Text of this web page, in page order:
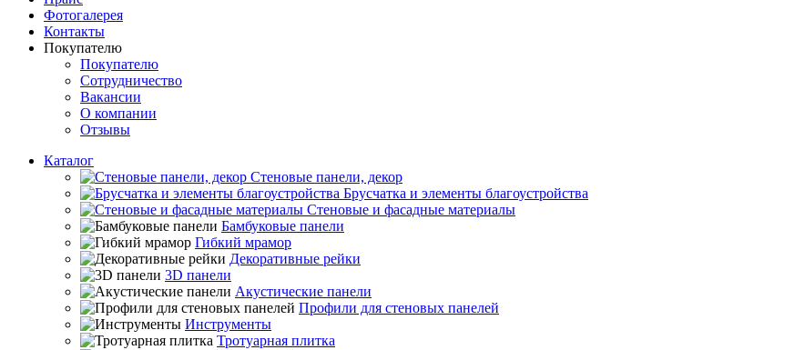
Фотогалерея
Контакты
Покупателю
Покупателю
Сотрудничество
Вакансии
О компании
Отзывы
Каталог
Стеновые панели, декор
Брусчатка и элементы благоустройства
Стеновые и фасадные материалы
Бамбуковые панели
Гибкий мрамор
Декоративные рейки
3D панели
Акустические панели
Профили для стеновых панелей
Инструменты
Тротуарная плитка